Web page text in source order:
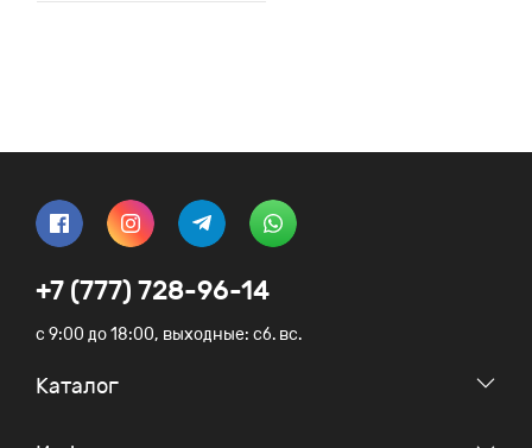
+7 (777) 728-96-14
c 9:00 до 18:00, выходные: сб. вс.
Каталог